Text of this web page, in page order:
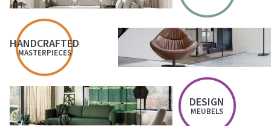
HANDCRAFTED
MASTERPIECES
DESIGN
MEUBELS